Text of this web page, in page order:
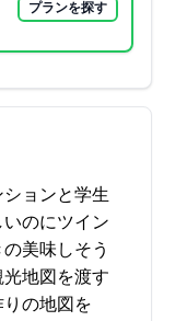
プランを探す
ョンと学生
のにツイン
美味しそう
地図を渡す
の地図を